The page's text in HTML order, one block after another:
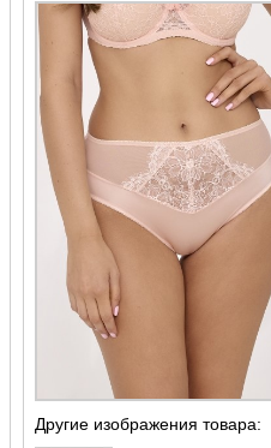
Другие изображения товара: